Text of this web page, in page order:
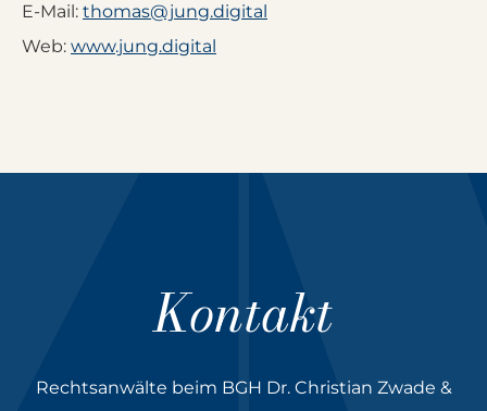
E-Mail: thomas@jung.digital
Web: www.jung.digital
Kontakt
Rechtsanwälte beim BGH Dr. Christian Zwade &